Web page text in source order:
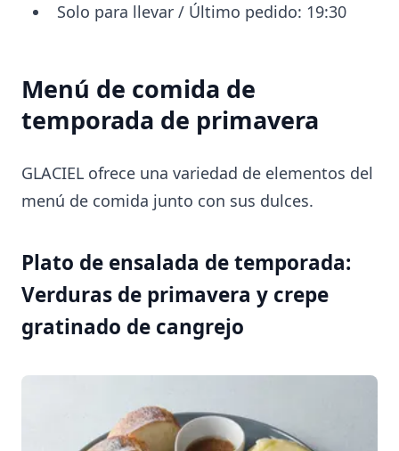
Solo para llevar / Último pedido: 19:30
Menú de comida de
temporada de primavera
GLACIEL ofrece una variedad de elementos del
menú de comida junto con sus dulces.
Plato de ensalada de temporada:
Verduras de primavera y crepe
gratinado de cangrejo